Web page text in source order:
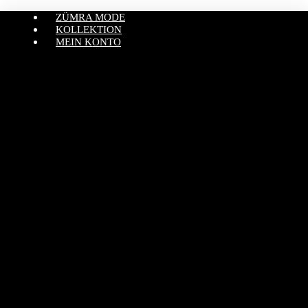
ZÜMRA MODE
KOLLEKTION
MEIN KONTO